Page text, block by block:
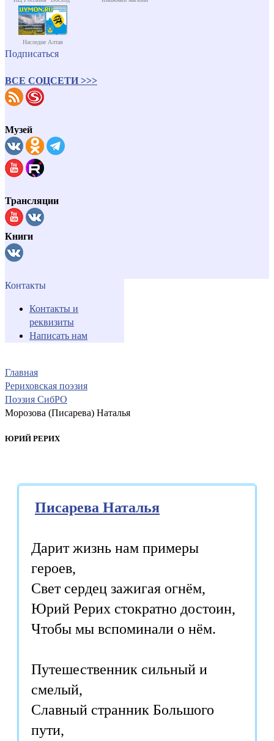
Наследие Алтая
Подписаться
ВСЕ СОЦСЕТИ >>>
Музей
Трансляции
Книги
Контакты
Контакты и
реквизиты
Написать нам
Главная
Рериховская поэзия
Поэзия СибРО
Морозова (Писарева) Наталья
ЮРИЙ РЕРИХ
Писарева Наталья
Дарит жизнь нам примеры
героев,
Свет сердец зажигая огнём,
Юрий Рерих стократно достоин,
Чтобы мы вспоминали о нём.
Путешественник сильный и
смелый,
Славный странник Большого
пути,